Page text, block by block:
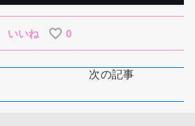
いいね 0
次の記事